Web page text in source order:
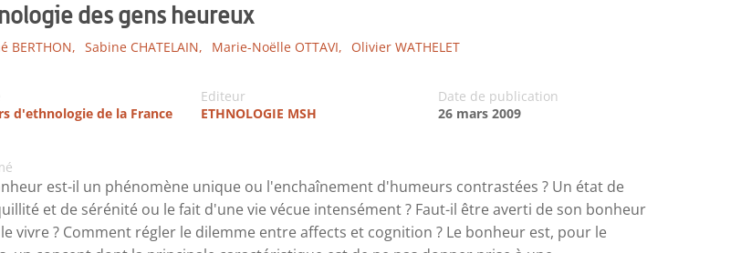
des gens heureux
BERTHON, Sabine CHATELAIN, Marie-Noëlle OTTAVI, Olivier WATHELET
d'ethnologie de la France
Editeur
ETHNOLOGIE MSH
Date de publication
26 mars 2009
est-il un phénomène unique ou l'enchaînement d'humeurs contrastées ? Un état de
et de sérénité ou le fait d'une vie vécue intensément ? Faut-il être averti de son bonheur
vivre ? Comment régler le dilemme entre affects et cognition ? Le bonheur est, pour le